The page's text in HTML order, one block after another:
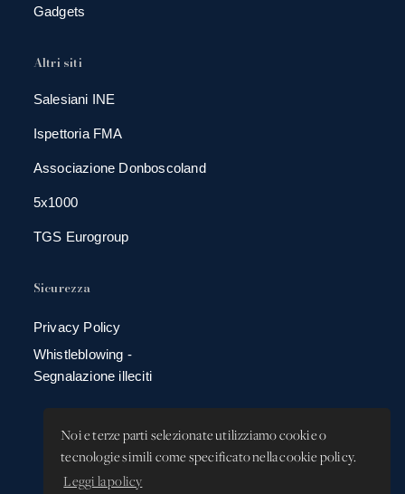
Noi e terze parti selezionate utilizziamo cookie o
tecnologie simili come specificato nella cookie policy.
Leggi la policy
Gadgets
Altri siti
Salesiani INE
Ispettoria FMA
Associazione Donboscoland
5x1000
TGS Eurogroup
Sicurezza
Privacy Policy
Whistleblowing -
Segnalazione illeciti